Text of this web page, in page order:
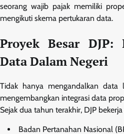
seorang wajib pajak memiliki
mengikuti skema pertukaran data.
Proyek Besar DJP:
Data Dalam Negeri
Tidak hanya mengandalkan data
mengembangkan integrasi data
Sejak dua tahun terakhir, DJP
Badan Pertanahan Nasional